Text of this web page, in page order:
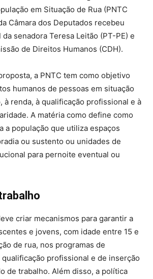
em Situação de Rua (PNTC
Câmara dos Deputados recebeu
senadora Teresa Leitão (PT-PE) e
de Direitos Humanos (CDH).
a PNTC tem como objetivo
humanos de pessoas em situação
à renda, à qualificação profissional e à
A matéria como define como
a população que utiliza espaços
ou sustento ou unidades de
para pernoite eventual ou
criar mecanismos para garantir a
e jovens, com idade entre 15 e
de rua, nos programas de
profissional e de inserção
de trabalho. Além disso, a política